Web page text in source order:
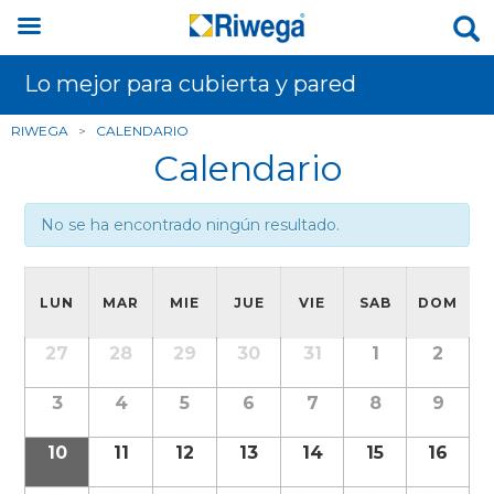
Lo mejor para cubierta y pared
RIWEGA > CALENDARIO
Calendario
No se ha encontrado ningún resultado.
LUN MAR MIE JUE VIE SAB DOM
27 28 29 30 31 1 2
3 4 5 6 7 8 9
10 11 12 13 14 15 16